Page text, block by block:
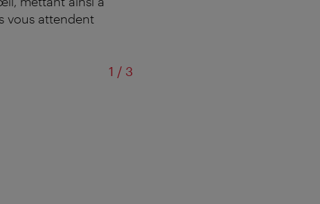
vous attendent
1 /of
3